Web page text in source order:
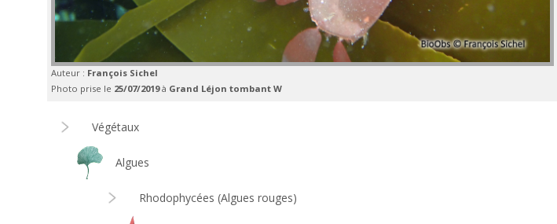
Auteur : François Sichel
Photo prise le 25/07/2019à Grand Léjon tombant W
Végétaux
Algues
Rhodophycées (Algues rouges)